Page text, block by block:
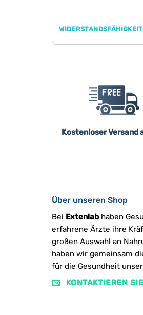
WIDERSTANDSFÄHIGKEIT
Kostenloser Versand
Über unseren Shop
Bei Extenlabhaben
erfahrene Ärzte ihre
großen Auswahl an
haben wir gemeinsam
für die Gesundheit
KONTAKTIEREN